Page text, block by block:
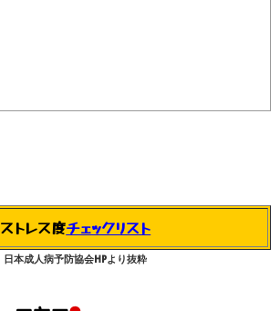
ストレス度チェックリスト
日本成人病予防協会HPより抜粋